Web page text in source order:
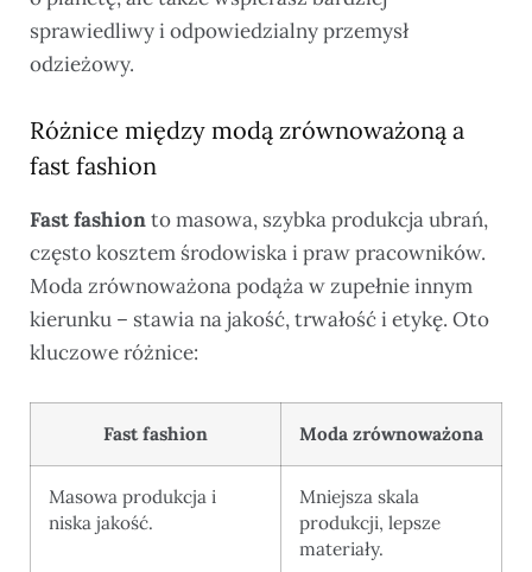
sprawiedliwy i odpowiedzialny przemysł
odzieżowy.
Różnice między modą zrównoważoną a
fast fashion
Fast fashionto masowa, szybka produkcja ubrań,
często kosztem środowiska i praw pracowników.
Moda zrównoważona podąża w zupełnie innym
kierunku – stawia na jakość, trwałość i etykę. Oto
kluczowe różnice:
Fast fashion Moda zrównoważona
Masowa produkcja i
niska jakość.
Mniejsza skala
produkcji, lepsze
materiały.